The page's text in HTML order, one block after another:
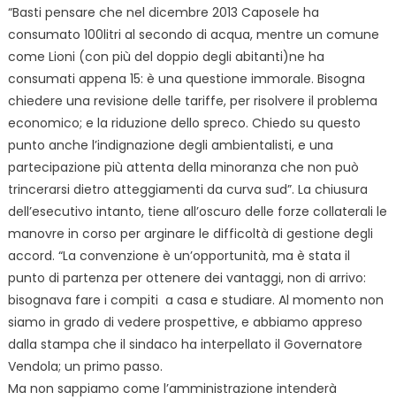
“Basti pensare che nel dicembre 2013 Caposele ha
consumato 100litri al secondo di acqua, mentre un comune
come Lioni (con più del doppio degli abitanti)ne ha
consumati appena 15: è una questione immorale. Bisogna
chiedere una revisione delle tariffe, per risolvere il problema
economico; e la riduzione dello spreco. Chiedo su questo
punto anche l’indignazione degli ambientalisti, e una
partecipazione più attenta della minoranza che non può
trincerarsi dietro atteggiamenti da curva sud”. La chiusura
dell’esecutivo intanto, tiene all’oscuro delle forze collaterali le
manovre in corso per arginare le difficoltà di gestione degli
accord. “La convenzione è un’opportunità, ma è stata il
punto di partenza per ottenere dei vantaggi, non di arrivo:
bisognava fare i compiti a casa e studiare. Al momento non
siamo in grado di vedere prospettive, e abbiamo appreso
dalla stampa che il sindaco ha interpellato il Governatore
Vendola; un primo passo.
Ma non sappiamo come l’amministrazione intenderà